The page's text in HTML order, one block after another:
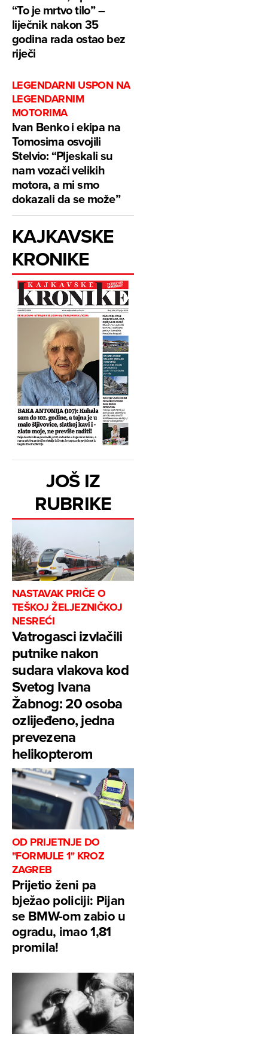
“To je mrtvo tilo” –
liječnik nakon 35
godina rada ostao bez
riječi
LEGENDARNI USPON NA
LEGENDARNIM
MOTORIMA
Ivan Benko i ekipa na
Tomosima osvojili
Stelvio: “Pljeskali su
nam vozači velikih
motora, a mi smo
dokazali da se može”
KAJKAVSKE
KRONIKE
JOŠ IZ
RUBRIKE
NASTAVAK PRIČE O
TEŠKOJ ŽELJEZNIČKOJ
NESREĆI
Vatrogasci izvlačili
putnike nakon
sudara vlakova kod
Svetog Ivana
Žabnog: 20 osoba
ozlijeđeno, jedna
prevezena
helikopterom
OD PRIJETNJE DO
"FORMULE 1" KROZ
ZAGREB
Prijetio ženi pa
bježao policiji: Pijan
se BMW-om zabio u
ogradu, imao 1,81
promila!